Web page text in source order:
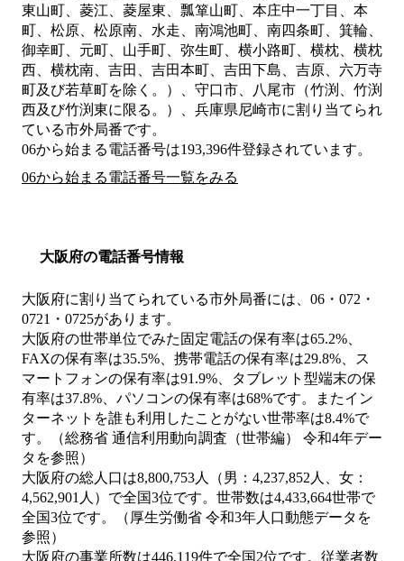
東山町、菱江、菱屋東、瓢箪山町、本庄中一丁目、本
町、松原、松原南、水走、南鴻池町、南四条町、箕輪、
御幸町、元町、山手町、弥生町、横小路町、横枕、横枕
西、横枕南、吉田、吉田本町、吉田下島、吉原、六万寺
町及び若草町を除く。）、守口市、八尾市（竹渕、竹渕
西及び竹渕東に限る。）、兵庫県尼崎市に割り当てられ
ている市外局番です。
06から始まる電話番号は193,396件登録されています。
06から始まる電話番号一覧をみる
大阪府の電話番号情報
大阪府に割り当てられている市外局番には、06・072・
0721・0725があります。
大阪府の世帯単位でみた固定電話の保有率は65.2%、
FAXの保有率は35.5%、携帯電話の保有率は29.8%、ス
マートフォンの保有率は91.9%、タブレット型端末の保
有率は37.8%、パソコンの保有率は68%です。またイン
ターネットを誰も利用したことがない世帯率は8.4%で
す。（総務省 通信利用動向調査（世帯編） 令和4年デー
タを参照）
大阪府の総人口は8,800,753人（男：4,237,852人、女：
4,562,901人）で全国3位です。世帯数は4,433,664世帯で
全国3位です。（厚生労働省 令和3年人口動態データを
参照）
大阪府の事業所数は446,119件で全国2位です。従業者数